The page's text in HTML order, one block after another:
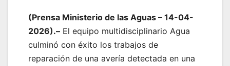
(Prensa Ministerio de las Aguas – 14-04-
2026).– El equipo multidisciplinario Agua
culminó con éxito los trabajos de
reparación de una avería detectada en una